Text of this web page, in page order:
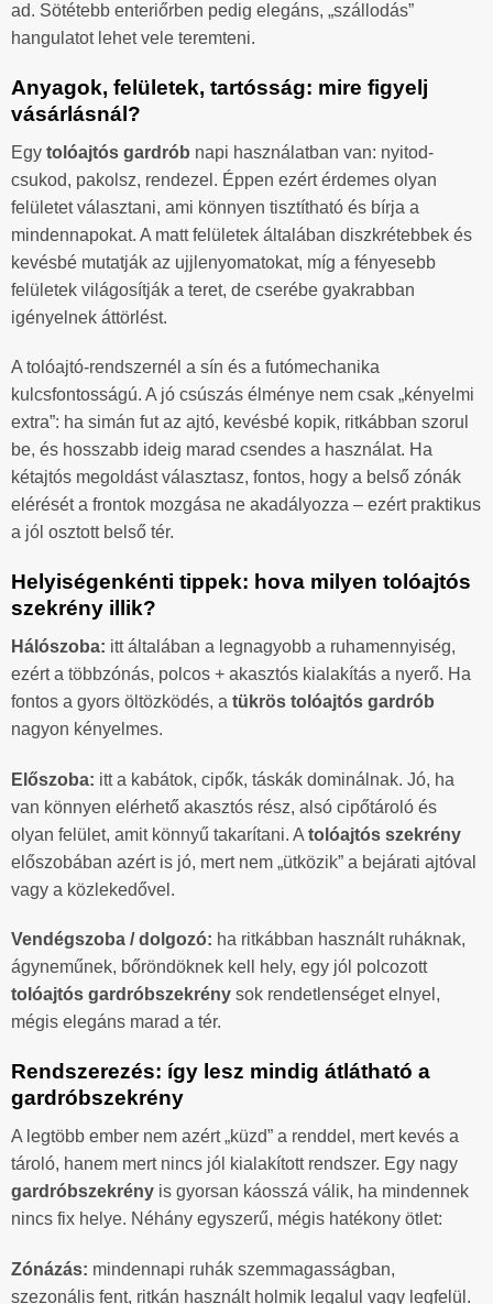
ad. Sötétebb enteriőrben pedig elegáns, „szállodás”
hangulatot lehet vele teremteni.
Anyagok, felületek, tartósság: mire figyelj
vásárlásnál?
Egy tolóajtós gardrób napi használatban van: nyitod-
csukod, pakolsz, rendezel. Éppen ezért érdemes olyan
felületet választani, ami könnyen tisztítható és bírja a
mindennapokat. A matt felületek általában diszkrétebbek és
kevésbé mutatják az ujjlenyomatokat, míg a fényesebb
felületek világosítják a teret, de cserébe gyakrabban
igényelnek áttörlést.
A tolóajtó-rendszernél a sín és a futómechanika
kulcsfontosságú. A jó csúszás élménye nem csak „kényelmi
extra”: ha simán fut az ajtó, kevésbé kopik, ritkábban szorul
be, és hosszabb ideig marad csendes a használat. Ha
kétajtós megoldást választasz, fontos, hogy a belső zónák
elérését a frontok mozgása ne akadályozza – ezért praktikus
a jól osztott belső tér.
Helyiségenkénti tippek: hova milyen tolóajtós
szekrény illik?
Hálószoba: itt általában a legnagyobb a ruhamennyiség,
ezért a többzónás, polcos + akasztós kialakítás a nyerő. Ha
fontos a gyors öltözködés, a tükrös tolóajtós gardrób
nagyon kényelmes.
Előszoba: itt a kabátok, cipők, táskák dominálnak. Jó, ha
van könnyen elérhető akasztós rész, alsó cipőtároló és
olyan felület, amit könnyű takarítani. A tolóajtós szekrény
előszobában azért is jó, mert nem „ütközik” a bejárati ajtóval
vagy a közlekedővel.
Vendégszoba / dolgozó: ha ritkábban használt ruháknak,
ágyneműnek, bőröndöknek kell hely, egy jól polcozott
tolóajtós gardróbszekrény sok rendetlenséget elnyel,
mégis elegáns marad a tér.
Rendszerezés: így lesz mindig átlátható a
gardróbszekrény
A legtöbb ember nem azért „küzd” a renddel, mert kevés a
tároló, hanem mert nincs jól kialakított rendszer. Egy nagy
gardróbszekrény is gyorsan káosszá válik, ha mindennek
nincs fix helye. Néhány egyszerű, mégis hatékony ötlet:
Zónázás: mindennapi ruhák szemmagasságban,
szezonális fent, ritkán használt holmik legalul vagy legfelül.